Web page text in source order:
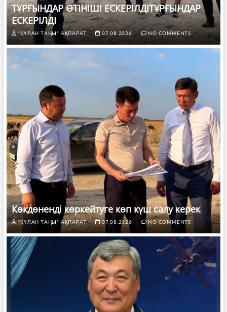
ТҰРҒЫНДАР ӨТІНІШІ ЕСКЕРІЛДІТҰРҒЫНДАР
ЕСКЕРІЛДІ
"ҚҰЛАН ТАҢЫ" АҚПАРАТ. 07.08.2026 NO COMMENTS
Көкдөненді көркейтуге көп күш салу керек
"ҚҰЛАН ТАҢЫ" АҚПАРАТ. 07.08.2026 NO COMMENTS